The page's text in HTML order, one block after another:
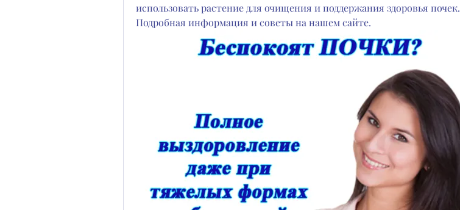
использовать растение для очищения и поддержания здоровья почек.
Подробная информация и советы на нашем сайте.